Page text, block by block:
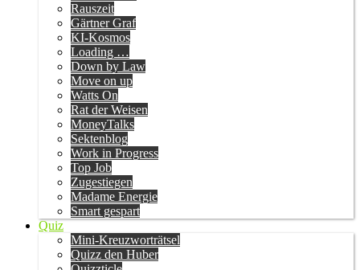
Rauszeit
Gärtner Graf
KI-Kosmos
Loading …
Down by Law
Move on up
Watts On
Rat der Weisen
MoneyTalks
Sektenblog
Work in Progress
Top Job
Zugestiegen
Madame Energie
Smart gespart
Quiz
Mini-Kreuzworträtsel
Quizz den Huber